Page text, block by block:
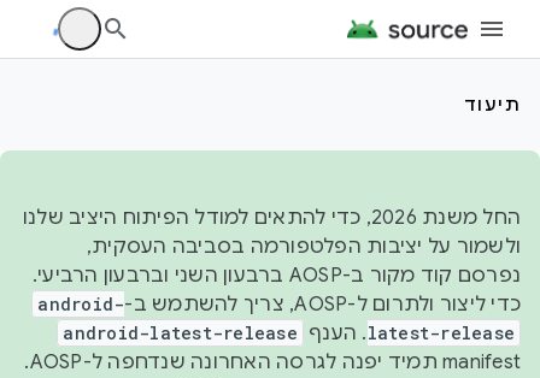
תיעוד
החל משנת 2026, כדי להתאים למודל הפיתוח היציב שלנו
ולשמור על יציבות הפלטפורמה בסביבה העסקית,
נפרסם קוד מקור ב-AOSP ברבעון השני וברבעון הרביעי.
כדי ליצור ולתרום ל-AOSP, צריך להשתמש ב-
android-
latest-release. הענף android-latest-release
manifest תמיד יפנה לגרסה האחרונה שנדחפה ל-AOSP.